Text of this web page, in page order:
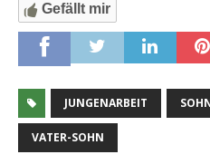
Gefällt mir
JUNGENARBEIT
VATER-SOHN